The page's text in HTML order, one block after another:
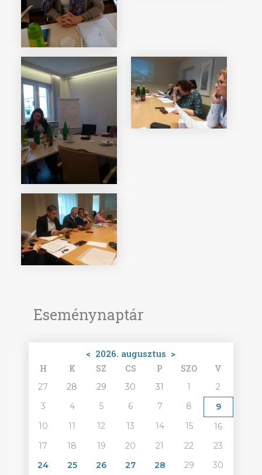
Eseménynaptár
< 2026. augusztus >
H K SZ CS P SZO V
27 28 29 30 31 1
2
3
4 5 6 7 8
9
10
11 12 13 14 15
16
17
18 19 20 21 22
23
24
25 26 27 28 29
30